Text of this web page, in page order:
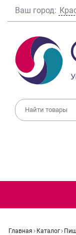
Ваш город:
Главная Каталог